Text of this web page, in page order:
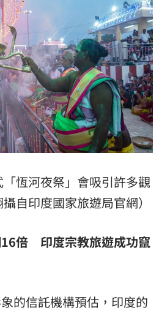
恆河夜祭」會吸引許多觀
自印度國家旅遊局官網）
倍 印度宗教旅遊成功竄
的信託機構預估，印度的